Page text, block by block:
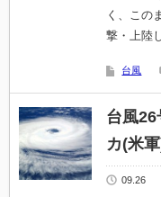
く、この
撃・上陸
台風
台風26
カ(米
09.26